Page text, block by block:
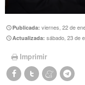
Publicada:viernes, 22 de
Actualizada:sábado, 23 de
Imprimir